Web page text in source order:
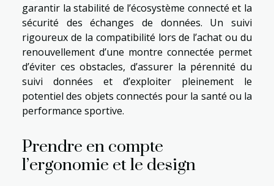
garantir la stabilité de l’écosystème connecté et la
sécurité des échanges de données. Un suivi
rigoureux de la compatibilité lors de l’achat ou du
renouvellement d’une montre connectée permet
d’éviter ces obstacles, d’assurer la pérennité du
suivi données et d’exploiter pleinement le
potentiel des objets connectés pour la santé ou la
performance sportive.
Prendre en compte
l’ergonomie et le design